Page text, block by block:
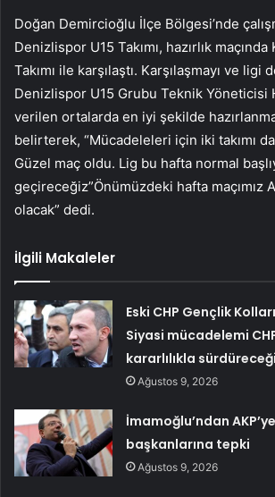
Doğan Demircioğlu İlçe Bölgesi’nde
Denizlispor U15 Takımı, hazırlık
Takımı ile karşılaştı. Karşılaşmayı ve ligi
Denizlispor U15 Grubu Teknik Yöneticisi
verilen ortalarda en iyi şekilde
belirterek, “Mücadeleleri için iki takımı
Güzel maç oldu. Lig bu hafta normal
geçireceğiz”Önümüzdeki hafta maçımız
olacak” dedi.
İlgili Makaleler
Eski CHP Gençlik
Siyasi mücadelemi
kararlılıkla
Ağustos 9, 2026
İmamoğlu’ndan
başkanlarına tepki
Ağustos 9, 2026